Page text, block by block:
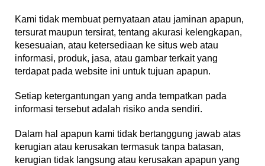
Kami tidak membuat pernyataan atau jaminan apapun,
tersurat maupun tersirat, tentang akurasi kelengkapan,
kesesuaian, atau ketersediaan ke situs web atau
informasi, produk, jasa, atau gambar terkait yang
terdapat pada website ini untuk tujuan apapun.
Setiap ketergantungan yang anda tempatkan pada
informasi tersebut adalah risiko anda sendiri.
Dalam hal apapun kami tidak bertanggung jawab atas
kerugian atau kerusakan termasuk tanpa batasan,
kerugian tidak langsung atau kerusakan apapun yang